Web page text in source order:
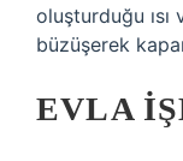
oluşturduğu ısı
büzüşerek
EVLA